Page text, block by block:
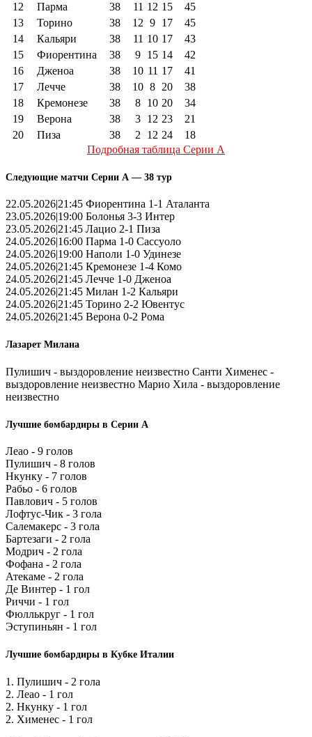
12 Парма 38 11 12 15
45
13
Торино 38 12 9 17
45
14
Кальяри 38 11 10 17
43
15
Фиорентина 38 9 15 14
42
16
Дженоа 38 10 11 17
41
17
Лечче 38 10 8 20
38
18
Кремонезе 38 8 10 20
34
19
Верона 38 3 12 23
21
20
Пиза 38 2 12 24
18
Подробная таблица Серии А
Следующие матчи Серии А — 38 тур
22.05.2026|21:45 Фиорентина 1-1 Аталанта
23.05.2026|19:00 Болонья 3-3 Интер
23.05.2026|21:45 Лацио 2-1 Пиза
24.05.2026|16:00 Парма 1-0 Сассуоло
24.05.2026|19:00 Наполи 1-0 Удинезе
24.05.2026|21:45 Кремонезе 1-4 Комо
24.05.2026|21:45 Лечче 1-0 Дженоа
24.05.2026|21:45 Милан 1-2 Кальяри
24.05.2026|21:45 Торино 2-2 Ювентус
24.05.2026|21:45 Верона 0-2 Рома
Лазарет Милана
Пулишич - выздоровление неизвестно Санти Хименес -
выздоровление неизвестно Марио Хила - выздоровление
неизвестно
Лучшие бомбардиры в Серии А
Леао - 9 голов
Пулишич - 8 голов
Нкунку - 7 голов
Рабьо - 6 голов
Павлович - 5 голов
Лофтус-Чик - 3 гола
Салемакерс - 3 гола
Бартезаги - 2 гола
Модрич - 2 гола
Фофана - 2 гола
Атекаме - 2 гола
Де Винтер - 1 гол
Риччи - 1 гол
Фюллькруг - 1 гол
Эступиньян - 1 гол
Лучшие бомбардиры в Кубке Италии
1. Пулишич - 2 гола
2. Леао - 1 гол
2. Нкунку - 1 гол
2. Хименес - 1 гол